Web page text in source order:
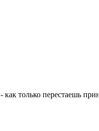
только перестаешь